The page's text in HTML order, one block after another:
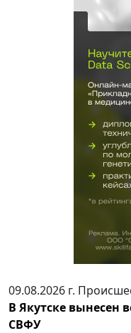
09.08.2026 г.
В Якутске вынесен
СВФУ